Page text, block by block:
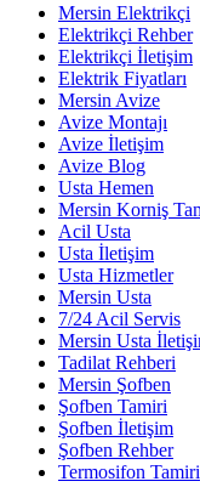
Mersin Elektrikçi
Elektrikçi Rehber
Elektrikçi İletişim
Elektrik Fiyatları
Mersin Avize
Avize Montajı
Avize İletişim
Avize Blog
Usta Hemen
Mersin Korniş
Acil Usta
Usta İletişim
Usta Hizmetler
Mersin Usta
7/24 Acil Servis
Mersin Usta
Tadilat Rehberi
Mersin Şofben
Şofben Tamiri
Şofben İletişim
Şofben Rehber
Termosifon Tamiri